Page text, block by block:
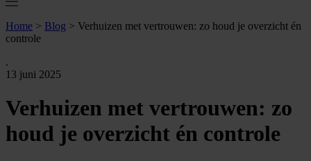
Home > Blog > Verhuizen met vertrouwen: zo houd je overzicht én
controle
.
13 juni 2025
Verhuizen met vertrouwen: zo
houd je overzicht én controle